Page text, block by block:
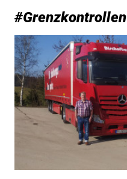
#Grenzkontrollen